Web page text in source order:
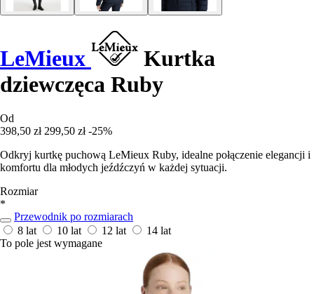
LeMieux
Kurtka
dziewczęca Ruby
Od
398,50 zł 299,50 zł -25%
Odkryj kurtkę puchową LeMieux Ruby, idealne połączenie elegancji i
komfortu dla młodych jeźdźczyń w każdej sytuacji.
Rozmiar
*
Przewodnik po rozmiarach
8 lat
10 lat 12 lat
14 lat
To pole jest wymagane